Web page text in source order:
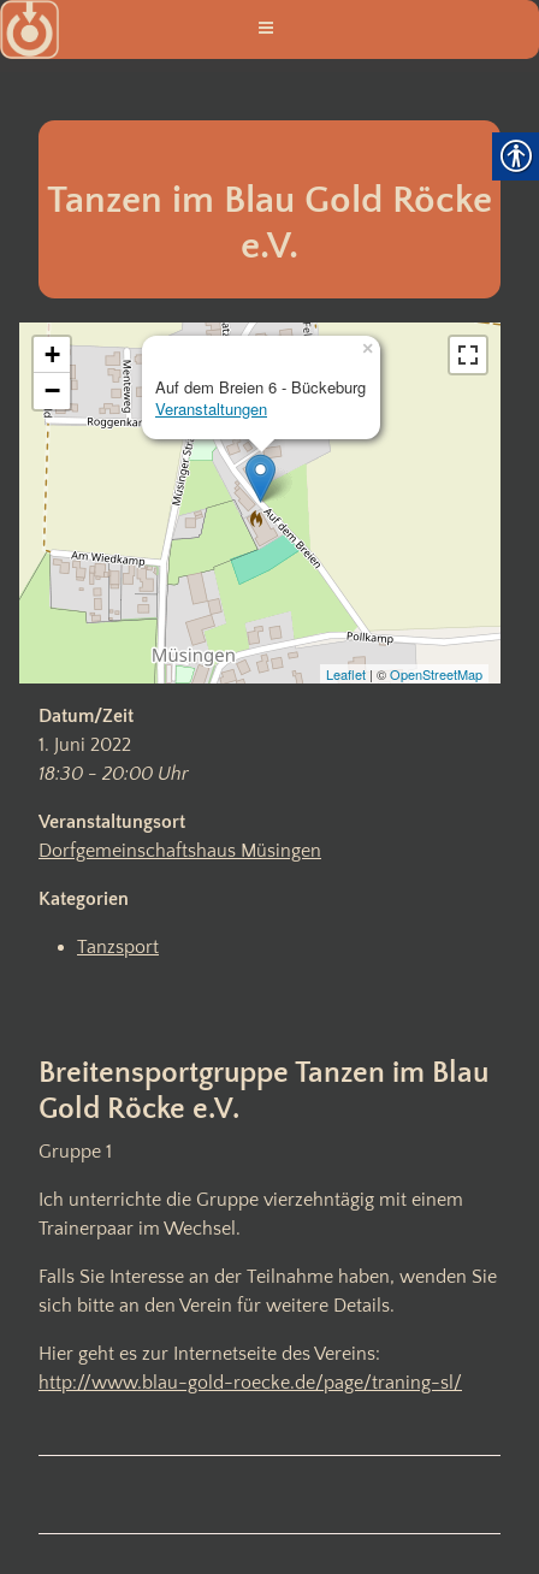
Zum
Inhalt
Tanzen im Blau Gold Röcke
e.V.
Auf dem Breien 6 - Bückeburg
Veranstaltungen
×
+
−
Leaflet | ©OpenStreetMap
Datum/Zeit
1. Juni 2022
18:30 - 20:00 Uhr
Veranstaltungsort
Dorfgemeinschaftshaus Müsingen
Kategorien
Tanzsport
Breitensportgruppe Tanzen im Blau
Gold Röcke e.V.
Gruppe 1
Ich unterrichte die Gruppe vierzehntägig mit einem
Trainerpaar im Wechsel.
Falls Sie Interesse an der Teilnahme haben, wenden Sie
sich bitte an den Verein für weitere Details.
Hier geht es zur Internetseite des Vereins:
http://www.blau-gold-roecke.de/page/traning-sl/